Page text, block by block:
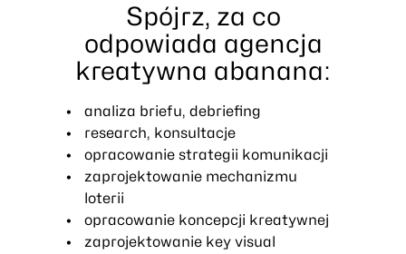
Spójrz, za co
odpowiada agencja
kreatywna abanana:
analiza briefu, debriefing
research, konsultacje
opracowanie strategii komunikacji
zaprojektowanie mechanizmu
loterii
opracowanie koncepcji kreatywnej
zaprojektowanie key visual